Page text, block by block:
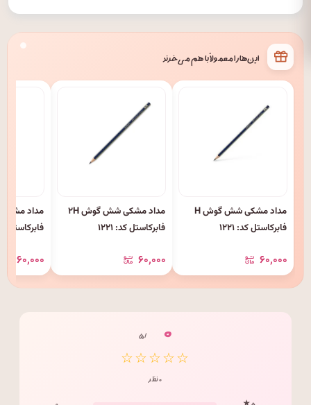
این‌ها را معمولاً با هم می‌خرند
مداد مشکی شش گوش H
فابرکاستل کد: ۱۲۲۱
۶۰٬۰۰۰
مداد مشکی شش گوش ۲H
فابرکاستل کد: ۱۲۲۱
۶۰٬۰۰۰
فابرکاستل کد:
۶۰٬۰۰۰
۰ / ۵
☆☆☆☆☆
۰ نظر